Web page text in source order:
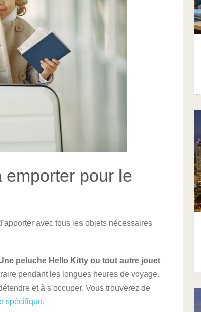
pour le
avec tous les objets nécessaires
peluche Hello Kitty ou tout autre jouet
pendant les longues heures de voyage.
et à s’occuper. Vous trouverez de
spécifique.